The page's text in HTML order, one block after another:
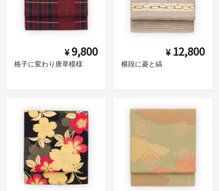
¥ 9,800
格子に変わり唐草模様
¥ 12,800
横段に菱と縞